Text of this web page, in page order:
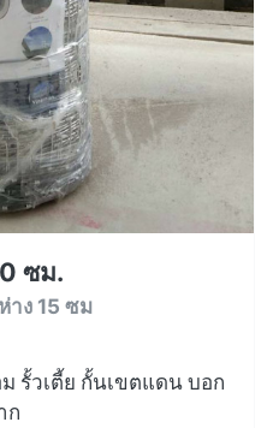
ซม.
าง 15 ซม
รั้วเตี้ย กั้นเขตแดน บอก
ก